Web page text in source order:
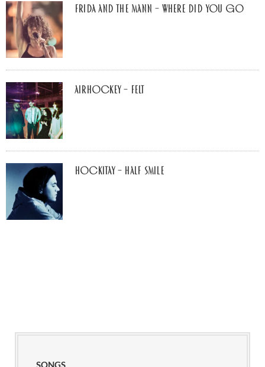
Frida and The Mann – Where Did You Go
airhockey – felt
Hockitay – half smile
SONGS